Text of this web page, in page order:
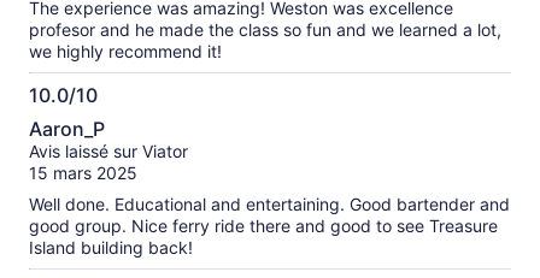
The experience was amazing! Weston was excellence
profesor and he made the class so fun and we learned a lot,
we highly recommend it!
10.0/10
10.0
sur
10
Aaron_P
Avis laissé sur Viator
15 mars 2025
Well done. Educational and entertaining. Good bartender and
good group. Nice ferry ride there and good to see Treasure
Island building back!